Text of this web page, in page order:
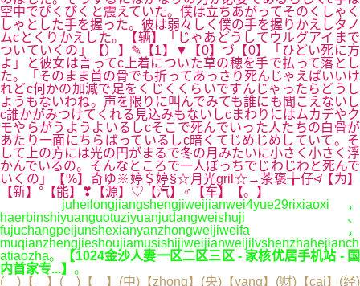
空中でぴくぴくと震えていた。僕は立ちあがってそのくしゃく
しゃとした手を握った。彼は弱々しく僕の手を握りかえしタノ
ムcとくりかえした。【辆】「じゃあどうしてウルグアイまで
ついていくの」【）】✎【1】▼【0】づ【0】「ひどい死に方
よ」と彼女は言ってc上着についた草の穂を手で払って落とし
た。「そのまま首の骨でも折ってあっさり死んじゃえばいいけ
れどc何かの加減で足をくじくくらいですんじゃったらどうし
ようもないわね。声を限りに叫んでみても誰にも聞こえないし
c誰かがみつけてくれる見込みもないしcまわりにはムカデやク
モやらがうようよいるしcそこで死んでいった人たちの白骨が
あたり一面にちらばっているしc暗くてじめじめしていて。そ
して上の方には光の円がまるで冬の月みたいに小さく小さく浮
かんでいるの。そんなところで一人ぼっちでじわじわと死んで
いくの」【%】奇ゆ※婷＄婷§☆月光gril☆→茶褒╆仔≮【为】
【新】°【能】❣【源】♡【汽】♂【车】【。】
juheilongjiangshengjiweijianwei4yue29rixiaoxi，
haerbinshiyuanguotuziyuanjudangweishuji、
fujuchangpeijunshexianyanzhongweijiweifa，
muqianzhengjieshoujiamusishijiweijianweijilvshenzhahejianch
atiaozha。
【1024金沙人妻一区二区三区 - 家核优居手机站 - 国
内首家专...】 。
( )【 】( )【 】(中)【zhong】(央)【yang】(财)【cai】(经)